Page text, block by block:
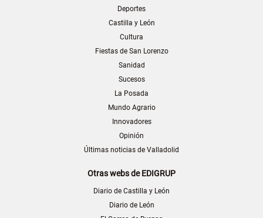
Deportes
Castilla y León
Cultura
Fiestas de San Lorenzo
Sanidad
Sucesos
La Posada
Mundo Agrario
Innovadores
Opinión
Últimas noticias de Valladolid
Otras webs de EDIGRUP
Diario de Castilla y León
Diario de León